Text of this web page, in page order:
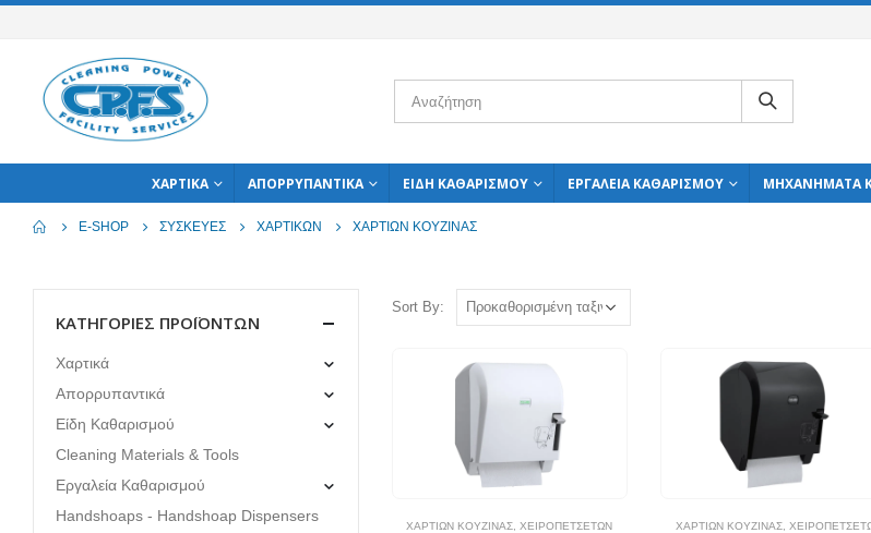
ΧΑΡΤΙΚΆ ΑΠΟΡΡΥΠΑΝΤΙΚΆ ΕΊΔΗ ΚΑΘΑΡΙΣΜΟΎ ΕΡΓΑΛΕΊΑ ΚΑΘΑΡΙΣΜΟΎ ΜΗΧΑΝΉΜΑΤΑ
E-SHOP ΣΥΣΚΕΥΈΣ ΧΑΡΤΙΚΏΝ ΧΑΡΤΙΏΝ ΚΟΥΖΊΝΑΣ
Sort By:
ΧΑΡΤΙΏΝ ΚΟΥΖΊΝΑΣ ,ΧΕΙΡΟΠΕΤΣΈΤΩΝ ΧΑΡΤΙΏΝ ΚΟΥΖΊΝΑΣ,
ΚΑΤΗΓΟΡΊΕΣ ΠΡΟΪΌΝΤΩΝ
Χαρτικά
Απορρυπαντικά
Είδη Καθαρισμού
Cleaning Materials & Tools
Εργαλεία Καθαρισμού
Handshoaps - Handshoap Dispensers